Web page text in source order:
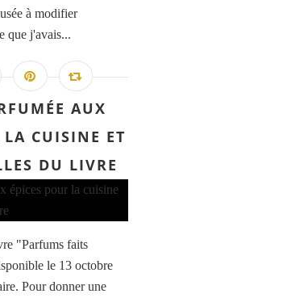
à modifier
que j'avais...
AUX
LA CUISINE ET
DU LIVRE
"Parfums faits
le 13 octobre
Pour donner une